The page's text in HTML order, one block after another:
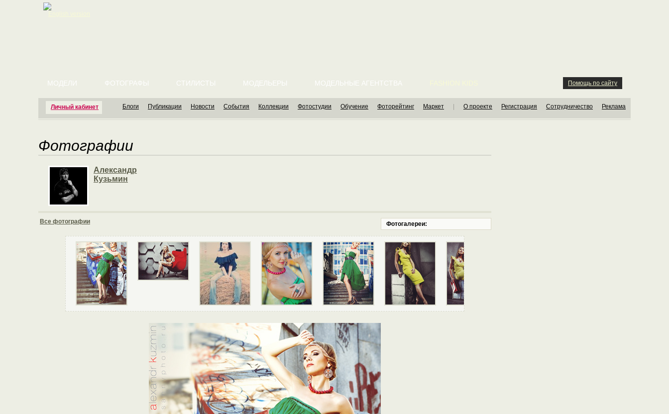
Личный кабинет
МОДЕЛИ ФОТОГРАФЫ СТИЛИСТЫ МОДЕЛЬЕРЫ МОДЕЛЬНЫЕ АГЕНТСТВА Помощь по сайту
Блоги Публикации Новости События Коллекции Фотостудии Обучение Фоторейтинг Маркет О проекте Регистрация Сотрудничество Реклама
Фотографии
Александр
Кузьмин
Фотогалереи:
Все фотографии